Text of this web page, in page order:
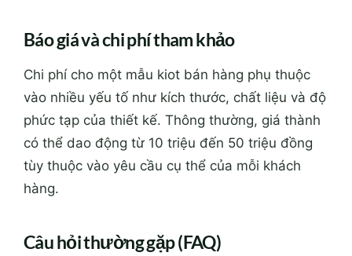
Báo giá và chi phí tham khảo
Chi phí cho một mẫu kiot bán hàng phụ thuộc
vào nhiều yếu tố như kích thước, chất liệu và độ
phức tạp của thiết kế. Thông thường, giá thành
có thể dao động từ 10 triệu đến 50 triệu đồng
tùy thuộc vào yêu cầu cụ thể của mỗi khách
hàng.
Câu hỏi thường gặp (FAQ)